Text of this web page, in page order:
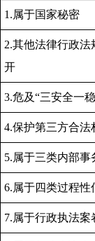
1.属于国家秘密
2.其他法律行政法
开
3.危及“三安全一
4.保护第三方合法
5.属于三类内部事
6.属于四类过程性
7.属于行政执法案